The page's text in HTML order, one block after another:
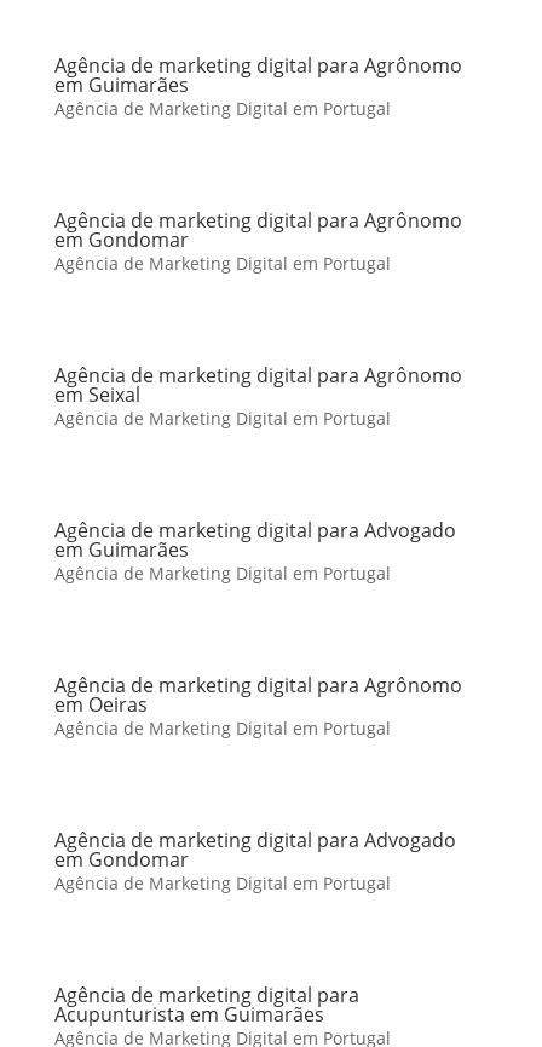
Agência de marketing digital para Agrônomo
em Guimarães
Agência de Marketing Digital em Portugal
Agência de marketing digital para Agrônomo
em Gondomar
Agência de Marketing Digital em Portugal
Agência de marketing digital para Agrônomo
em Seixal
Agência de Marketing Digital em Portugal
Agência de marketing digital para Advogado
em Guimarães
Agência de Marketing Digital em Portugal
Agência de marketing digital para Agrônomo
em Oeiras
Agência de Marketing Digital em Portugal
Agência de marketing digital para Advogado
em Gondomar
Agência de Marketing Digital em Portugal
Agência de marketing digital para
Acupunturista em Guimarães
Agência de Marketing Digital em Portugal